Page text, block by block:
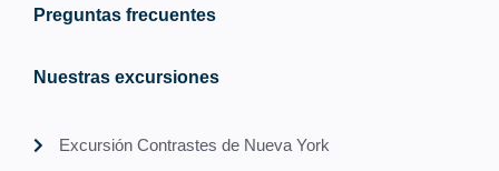
Preguntas frecuentes
Nuestras excursiones
Excursión Contrastes de Nueva York